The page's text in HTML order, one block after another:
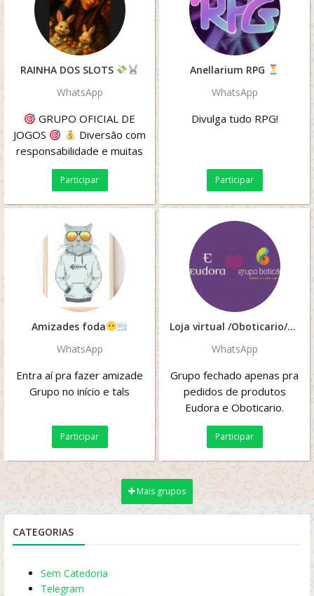
RAINHA DOS SLOTS
WhatsApp
GRUPO OFICIAL DE
JOGOS
Diversão com
responsabilidade e muitas
chances de ganhar!
REGRAS...
Participar
Anellarium RPG
WhatsApp
Divulga tudo RPG!
Participar
Amizades foda
WhatsApp
Entra aí pra fazer amizade
Grupo no início e tals
Participar
Loja virtual /Oboticario/Eudora.
WhatsApp
Grupo fechado apenas pra
pedidos de produtos
Eudora e Oboticario.
Entrego somente em
Salvador via moto Uber e
Participar
Mais grupos
CATEGORIAS
Sem Catedoria
Telegram